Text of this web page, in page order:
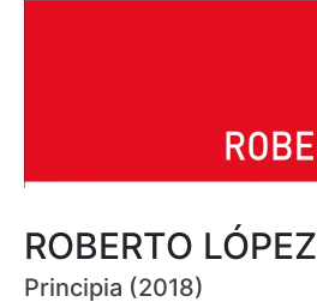
ROBERTO LÓPEZ
Principia (2018)